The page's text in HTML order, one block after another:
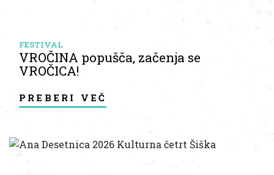
FESTIVAL
VROČINA popušča, začenja se
VROČICA!
preberi več